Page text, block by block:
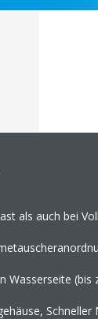
als auch bei
(bis